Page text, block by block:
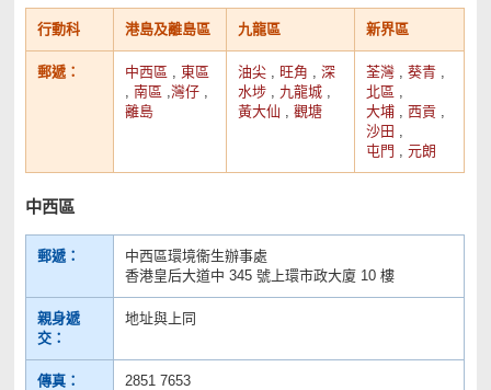
行動科 港島及離島區 九龍區 新界區
郵遞： 中西區 ,東區
,南區 ,灣仔
離島
油尖 旺角 ,深
水埗
九龍城
黃大仙 ,觀塘
荃灣 ,葵青
北區
大埔 ,西貢
沙田
屯門 ,元朗
中西區
郵遞：
中西區環境衞生辦事處
香港皇后大道中 345 號上環市政大廈 10 樓
親身遞
交：
地址與上同
傳真： 2851 7653